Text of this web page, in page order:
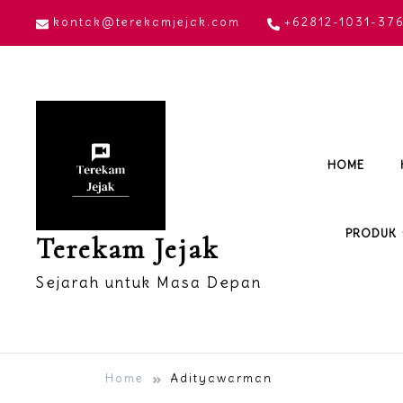
to
kontak@terekamjejak.com +62812-1031-
Terekam Jejak
Sejarah untuk Masa Depan
HOME
PRODUK
Home Adityawarman